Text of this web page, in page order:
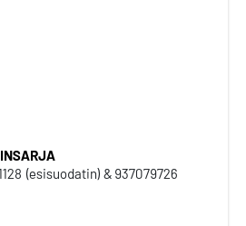
(esisuodatin) & 937079726